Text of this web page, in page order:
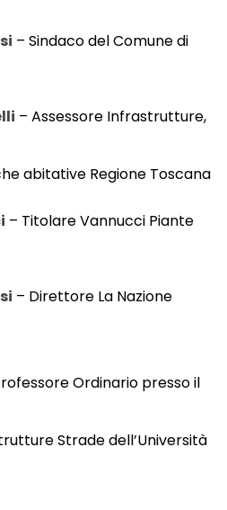
– Sindaco del Comune di
– Assessore Infrastrutture,
abitative Regione Toscana
– Titolare Vannucci Piante
– Direttore La Nazione
Ordinario presso il
Strade dell’Università